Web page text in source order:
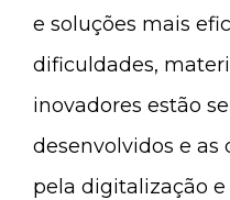
e soluções mais
dificuldades,
inovadores estão
desenvolvidos e as
pela digitalização